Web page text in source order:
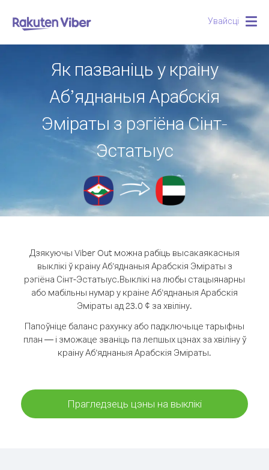
Увайсці
Як пазваніць у краіну
Аб’яднаныя Арабскія
Эміраты з рэгіёна Сінт-
Эстатыус
Дзякуючы Viber Out можна рабіць высакаякасныя
выклікі ў краіну Аб’яднаныя Арабскія Эміраты з
рэгіёна Сінт-Эстатыус.Выклікі на любы стацыянарны
або мабільны нумар у краіне Аб’яднаныя Арабскія
Эміраты ад 23.0 ¢ за хвіліну.
Папоўніце баланс рахунку або падключыце тарыфны
план — і зможаце званіць па лепшых цэнах за хвіліну ў
краіну Аб’яднаныя Арабскія Эміраты.
Прагледзець цэны на выклікі